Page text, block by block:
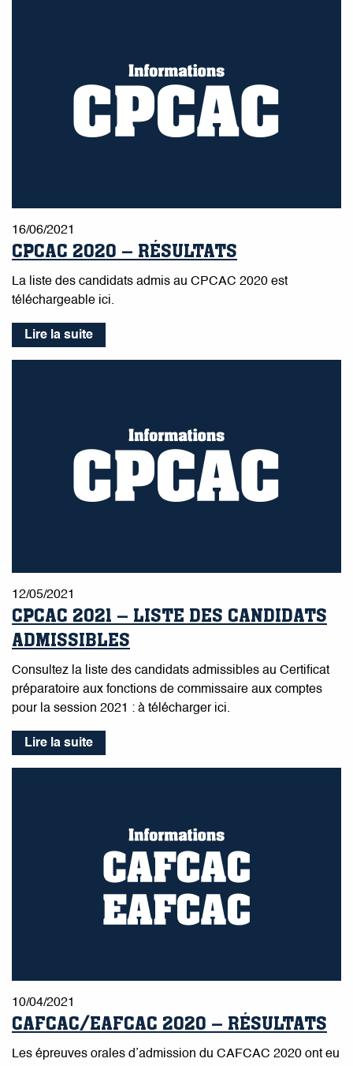
16/06/2021
CPCAC 2020 – RÉSULTATS
La liste des candidats admis au CPCAC 2020 est
téléchargeable ici.
Lire la suite
12/05/2021
CPCAC 2021 – LISTE DES CANDIDATS
ADMISSIBLES
Consultez la liste des candidats admissibles au Certificat
préparatoire aux fonctions de commissaire aux comptes
pour la session 2021 : à télécharger ici.
Lire la suite
10/04/2021
CAFCAC/EAFCAC 2020 – RÉSULTATS
Les épreuves orales d’admission du CAFCAC 2020 ont eu